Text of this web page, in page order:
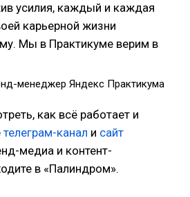
усилия, каждый и каждая
карьерной жизни
Мы в Практикуме верим в
менеджер Яндекс Практикума
как всё работает и
телеграм-канал и сайт
медиа и контент-
в «Палиндром».